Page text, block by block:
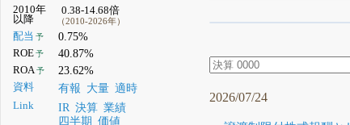
2010年
以降
0.38-14.68倍
（2010-2026年）
配当 予 0.75%
ROE予 40.87%
ROA 予 23.62%
資料 有報 大量 適時
Link IR 決算 業績
四半期 価値
無
2026/07/24